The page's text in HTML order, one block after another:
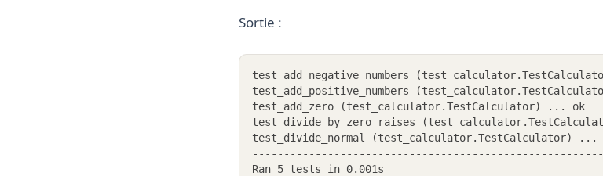
Sortie :
test_add_negative_numbers
test_add_positive_numbers
test_add_zero (test_calculator.TestCalculator) ... ok
test_divide_by_zero_raises
test_divide_normal (test_calculator.TestCalculator) ...
Ran 5 tests in 0.001s